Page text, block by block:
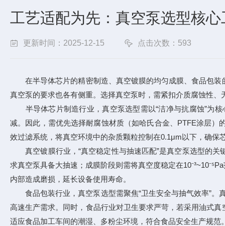
工艺适配为先：真空泵选型核
更新时间：2025-12-15 点击次数：593
在半导体芯片的精密制造、真空镀膜的均匀成膜、食品包装
真空泵的要求也各有侧重。选择真空泵时，需紧扣介质腐蚀性
半导体芯片制造行业，真空泵选型需以“洁净与抗腐蚀”为
减。因此，需优先选择耐腐蚀材质（如哈氏合金、PTFE涂层
效过滤系统，将真空环境中的杂质颗粒控制在0.1μm以下，确保
真空镀膜行业，“真空稳定性与抽速匹配”是真空泵选型的关
求真空泵具备大抽速；成膜阶段则需将真空度稳定在
内部造成磨损，延长设备使用寿命。
食品包装行业，真空泵选型需聚焦“卫生安全与抽气效率”。
高速生产需求。同时，食品行业对卫生要求严苛，若采用油式
适应食品加工车间的潮湿、多粉尘环境，符合食品安全生产规范